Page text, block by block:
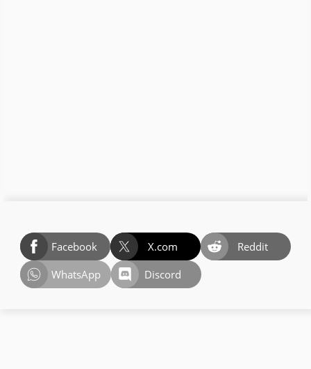
Facebook X.com
Reddit
WhatsApp
Discord